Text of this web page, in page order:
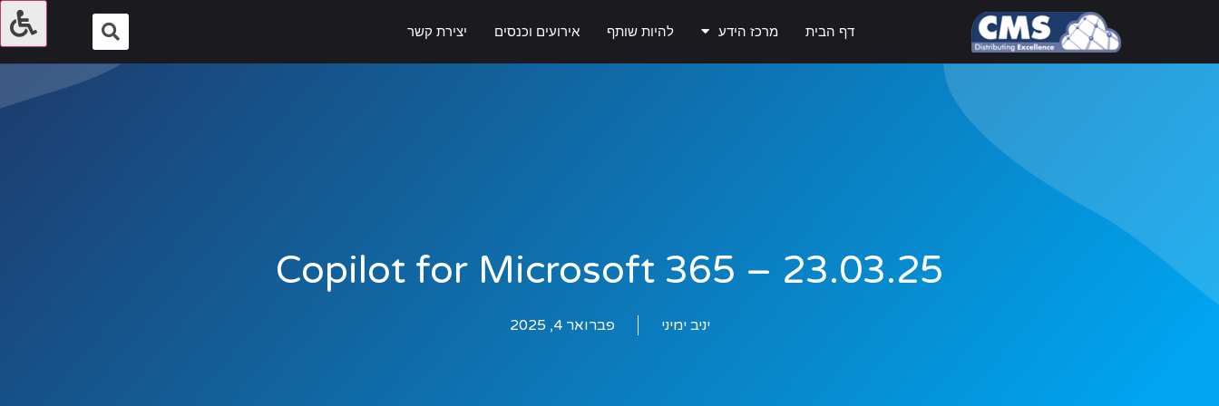
דף הבית מרכז הידע להיות שותף אירועים וכנסים יצירת קשר
Copilot for Microsoft 365 – 23.03.25
יניב ימיני פברואר 4, 2025